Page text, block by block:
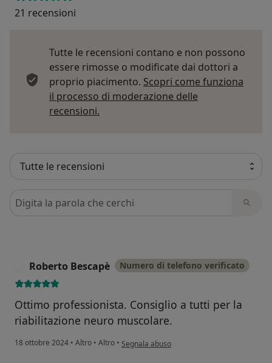
21 recensioni
Tutte le recensioni contano e non possono
essere rimosse o modificate dai dottori a
proprio piacimento. Scopri come funziona
il processo di moderazione delle
recensioni.
Cerca nelle recensioni
Roberto Bescapè Numero di telefono verificato
Ottimo professionista. Consiglio a tutti per la
riabilitazione neuro muscolare.
18 ottobre 2024 • Altro • Altro • secondo l'opinione dell'utente Roberto
Segnala abuso